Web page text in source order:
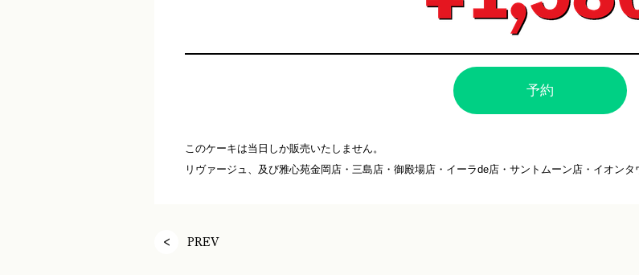
予約
このケーキは当日しか販売いたしません。
リヴァージュ、及び雅心苑金岡店・三島店・御殿場店・イーラde店・サントムーン店・イオンタ
PREV